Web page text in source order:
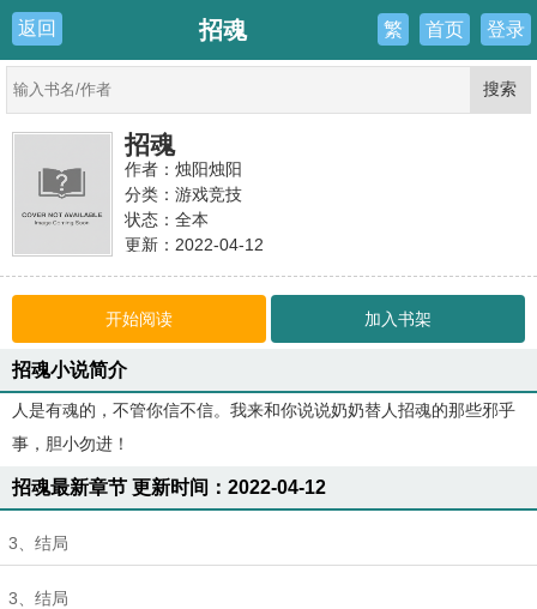
返回 招魂 繁 首页 登录
招魂
作者：烛阳烛阳
分类： 游戏竞技
状态：全本
更新：2022-04-12
开始阅读 加入书架
招魂小说简介
人是有魂的，不管你信不信。我来和你说说奶奶替人招魂的那些邪乎
事，胆小勿进！
招魂最新章节 更新时间：2022-04-12
3、结局
3、结局